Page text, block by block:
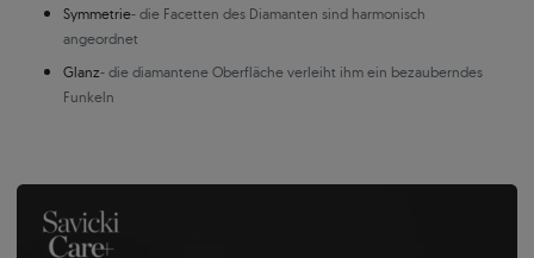
Symmetrie- die Facetten des Diamanten sind harmonisch
angeordnet
Glanz- die diamantene Oberfläche verleiht ihm ein bezauberndes
Funkeln